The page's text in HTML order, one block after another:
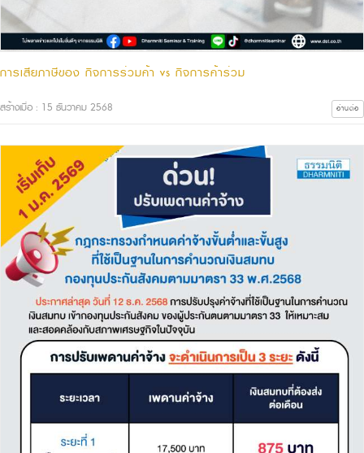
การเสียภาษีของ กิจการร่วมค้า vs กิจการค้าร่วม
สร้างเมื่อ : 15 ธันวาคม 2568 อ่านต่อ